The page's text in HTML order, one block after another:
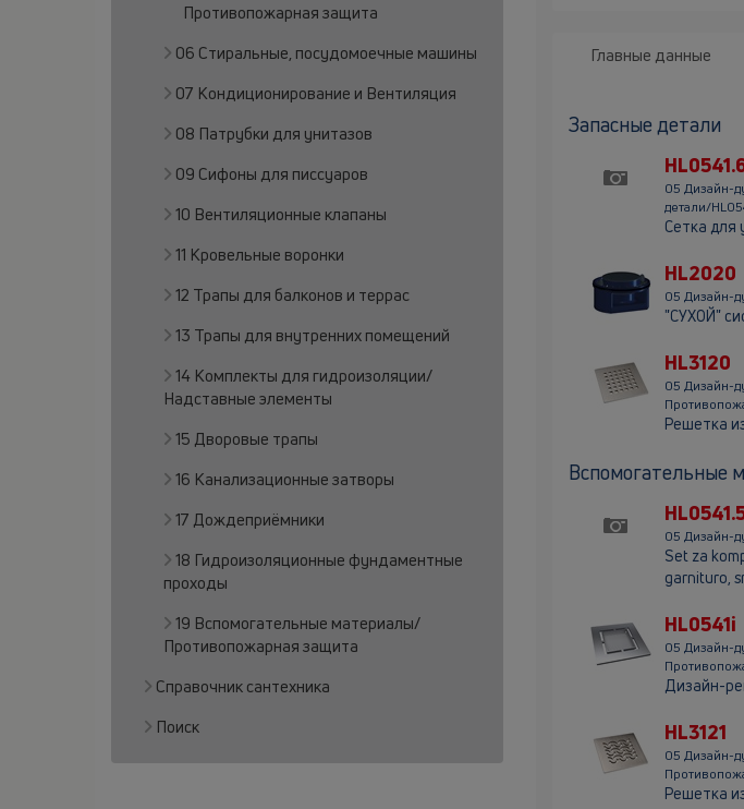
Противопожарная защита
06 Стиральные, посудомоечные машины
07 Кондиционирование и Вентиляция
08 Патрубки для унитазов
09 Сифоны для писсуаров
10 Вентиляционные клапаны
11 Кровельные воронки
12 Трапы для балконов и террас
13 Трапы для внутренних помещений
14 Комплекты для гидроизоляции/
Надставные элементы
15 Дворовые трапы
16 Канализационные затворы
17 Дождеприёмники
18 Гидроизоляционные фундаментные
проходы
19 Вспомогательные материалы/
Противопожарная защита
Справочник сантехника
Поиск
Главные данные
Запасные детали
05 Дизайн-
детали/
Сетка для
HL2020
05 Дизайн-
"СУХОЙ"
HL3120
05 Дизайн-
Решетка
Вспомогательные
05 Дизайн-
Set za
garnituro,
HL0541i
05 Дизайн-
Дизайн-
HL3121
05 Дизайн-
Решетка